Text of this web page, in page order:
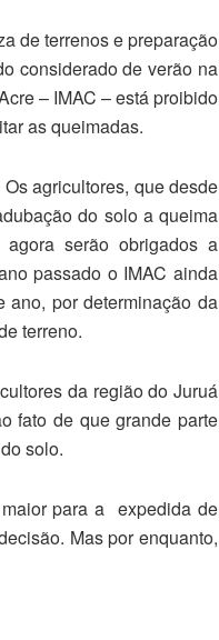
de terrenos e preparação
considerado de verão na
– IMAC – está proibido
as queimadas.
agricultores, que desde
do solo a queima
serão obrigados a
passado o IMAC ainda
ano, por determinação da
terreno.
da região do Juruá
fato de que grande parte
solo.
para a expedida de
Mas por enquanto,